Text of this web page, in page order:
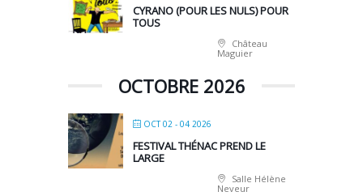
CYRANO (POUR LES NULS) POUR
TOUS
Château
Maguier
OCTOBRE 2026
OCT 02 - 04 2026
FESTIVAL THÉNAC PREND LE
LARGE
Salle Hélène
Neveur